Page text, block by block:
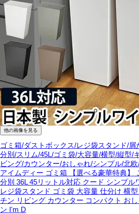
他の画像を見る
ゴミ箱/ダストボックス/レジ袋スタンド/
分別/スリム/45L/ゴミ袋/大容量/横型/縦型/
ビング/カウンター/おしゃれ/シンプル/北
アイムディー ゴミ箱 【選べる豪華特典】
分別 36L 45リットル対応 クード シンプル
レジ袋スタンド ゴミ袋 大容量 仕分け 横
チン リビング カウンター コンパクト お
ン I'm D